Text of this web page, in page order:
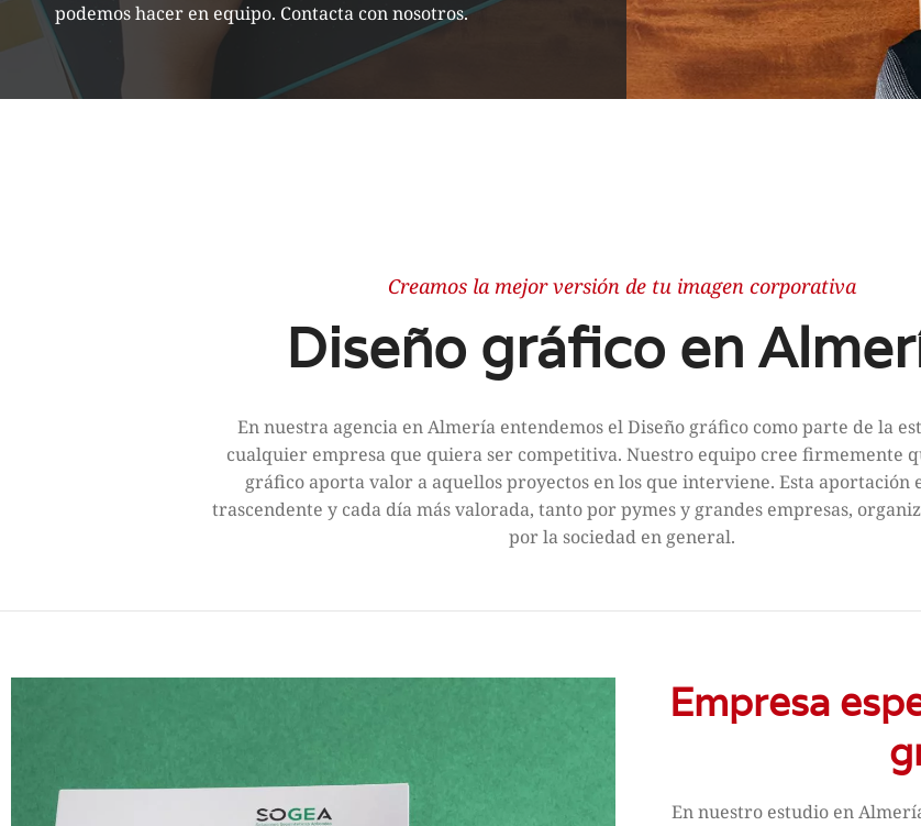
podemos hacer en equipo. Contacta con nosotros.
Creamos la mejor versión de tu imagen corporativa
Diseño gráfico en
En nuestra agencia en Almería entendemos el Diseño gráfico como parte de la
cualquier empresa que quiera ser competitiva. Nuestro equipo cree firmemente
gráfico aporta valor a aquellos proyectos en los que interviene. Esta aportación
trascendente y cada día más valorada, tanto por pymes y grandes empresas,
por la sociedad en general.
Empresa
En nuestro estudio en